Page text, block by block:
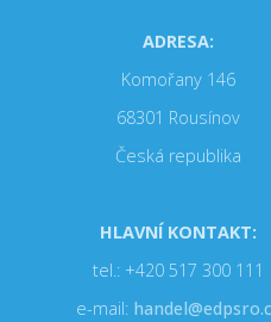
ADRESA:
Komořany 146
68301 Rousínov
Česká republika
HLAVNÍ KONTAKT:
tel.: +420 517 300 111
e-mail: